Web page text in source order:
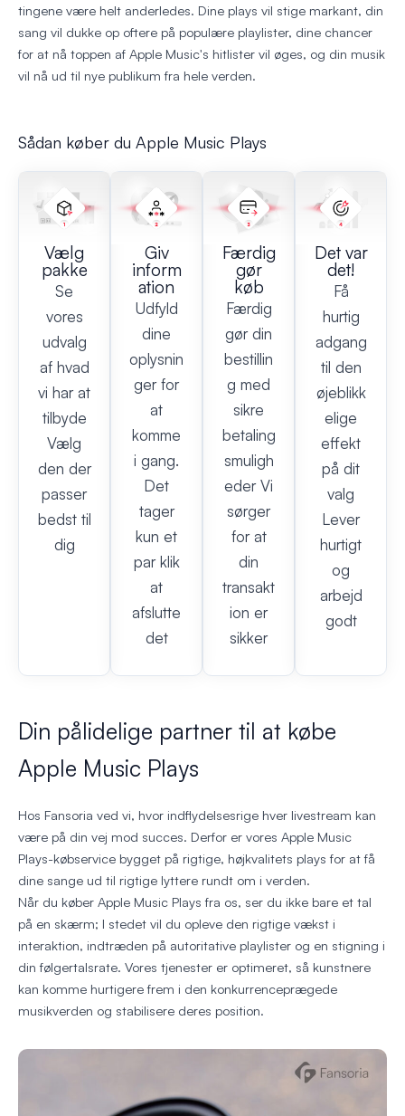
tingene være helt anderledes. Dine plays vil stige markant, din
sang vil dukke op oftere på populære playlister, dine chancer
for at nå toppen af Apple Music's hitlister vil øges, og din musik
vil nå ud til nye publikum fra hele verden.
Sådan køber du Apple Music Plays
Vælg
pakke
Se
vores
udvalg
af hvad
vi har at
tilbyde
Vælg
den der
passer
bedst til
dig
Giv
inform
ation
Udfyld
dine
oplysnin
ger for
at
komme
i gang.
Det
tager
kun et
par klik
at
afslutte
det
Færdig
gør
køb
Færdig
gør din
bestillin
g med
sikre
betaling
smuligh
eder Vi
sørger
for at
din
transakt
ion er
sikker
Det var
det!
Få
hurtig
adgang
til den
øjeblikk
elige
effekt
på dit
valg
Lever
hurtigt
og
arbejd
godt
Din pålidelige partner til at købe
Apple Music Plays
Hos Fansoria ved vi, hvor indflydelsesrige hver livestream kan
være på din vej mod succes. Derfor er vores Apple Music
Plays-købservice bygget på rigtige, højkvalitets plays for at få
dine sange ud til rigtige lyttere rundt om i verden.
Når du køber Apple Music Plays fra os, ser du ikke bare et tal
på en skærm; I stedet vil du opleve den rigtige vækst i
interaktion, indtræden på autoritative playlister og en stigning i
din følgertalsrate. Vores tjenester er optimeret, så kunstnere
kan komme hurtigere frem i den konkurrenceprægede
musikverden og stabilisere deres position.